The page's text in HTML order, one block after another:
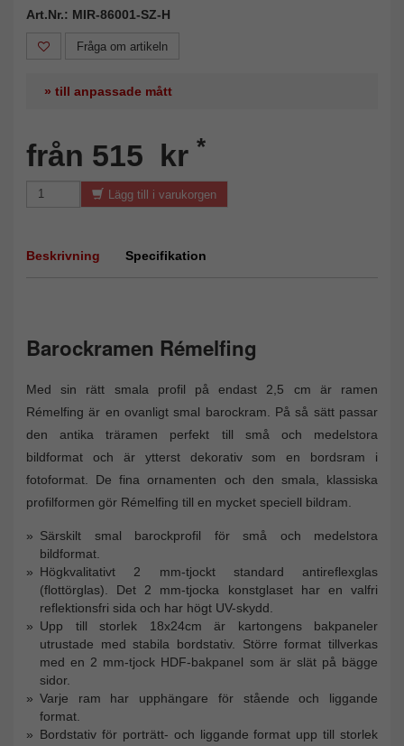
Art.Nr.: MIR-86001-SZ-H
Fråga om artikeln
» till anpassade mått
från 515 kr *
Lägg till i varukorgen
Beskrivning Specifikation
Barockramen Rémelfing
Med sin rätt smala profil på endast 2,5 cm är ramen
Rémelfing är en ovanligt smal barockram. På så sätt passar
den antika träramen perfekt till små och medelstora
bildformat och är ytterst dekorativ som en bordsram i
fotoformat. De fina ornamenten och den smala, klassiska
profilformen gör Rémelfing till en mycket speciell bildram.
Särskilt smal barockprofil för små och medelstora
bildformat.
Högkvalitativt 2 mm-tjockt standard antireflexglas
(flottörglas). Det 2 mm-tjocka konstglaset har en valfri
reflektionsfri sida och har högt UV-skydd.
Upp till storlek 18x24cm är kartongens bakpaneler
utrustade med stabila bordstativ. Större format tillverkas
med en 2 mm-tjock HDF-bakpanel som är slät på bägge
sidor.
Varje ram har upphängare för stående och liggande
format.
Bordstativ för porträtt- och liggande format upp till storlek